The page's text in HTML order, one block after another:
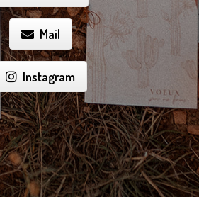
Mail
Instagram